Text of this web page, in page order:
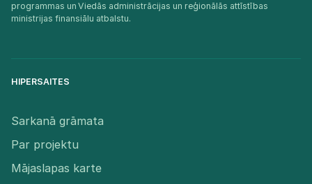
programmas un Viedās administrācijas un reģionālās attīstības
ministrijas finansiālu atbalstu.​
HIPERSAITES
Sarkanā grāmata
Par projektu
Mājaslapas karte